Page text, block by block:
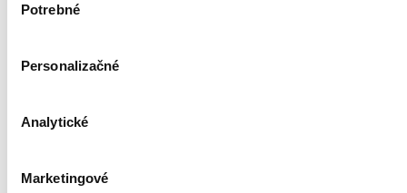
súhlasu
Potrebné
Personalizačné
Analytické
Marketingové
Slovensko
Šarkanove poklady
Kategorizácia